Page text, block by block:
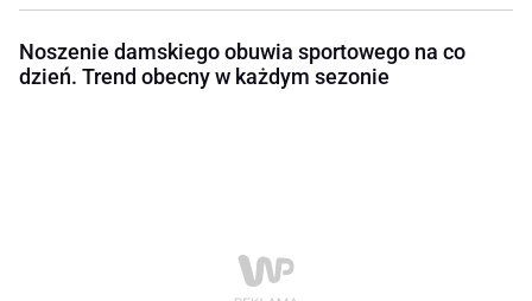
Noszenie damskiego obuwia sportowego na co
dzień. Trend obecny w każdym sezonie